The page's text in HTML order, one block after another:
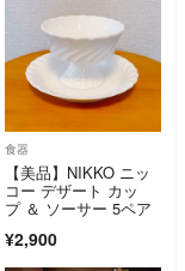
食器
【美品】NIKKO ニッ
コー デザート カッ
プ ＆ ソーサー 5ペア
¥2,900